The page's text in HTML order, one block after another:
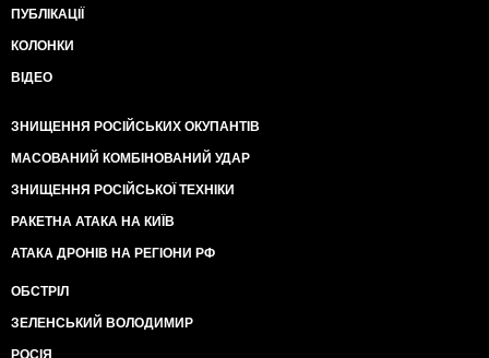
ПУБЛІКАЦІЇ
КОЛОНКИ
ВІДЕО
ЗНИЩЕННЯ РОСІЙСЬКИХ ОКУПАНТІВ
МАСОВАНИЙ КОМБІНОВАНИЙ УДАР
ЗНИЩЕННЯ РОСІЙСЬКОЇ ТЕХНІКИ
РАКЕТНА АТАКА НА КИЇВ
АТАКА ДРОНІВ НА РЕГІОНИ РФ
ОБСТРІЛ
ЗЕЛЕНСЬКИЙ ВОЛОДИМИР
РОСІЯ